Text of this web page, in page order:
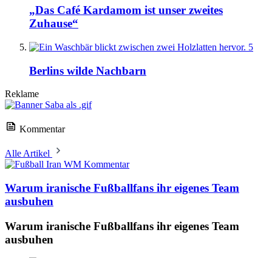
„Das Café Kardamom ist unser zweites
Zuhause“
5
Berlins wilde Nachbarn
Reklame
Kommentar
Alle Artikel
Kommentar
Warum iranische Fußballfans ihr eigenes Team
ausbuhen
Warum iranische Fußballfans ihr eigenes Team
ausbuhen